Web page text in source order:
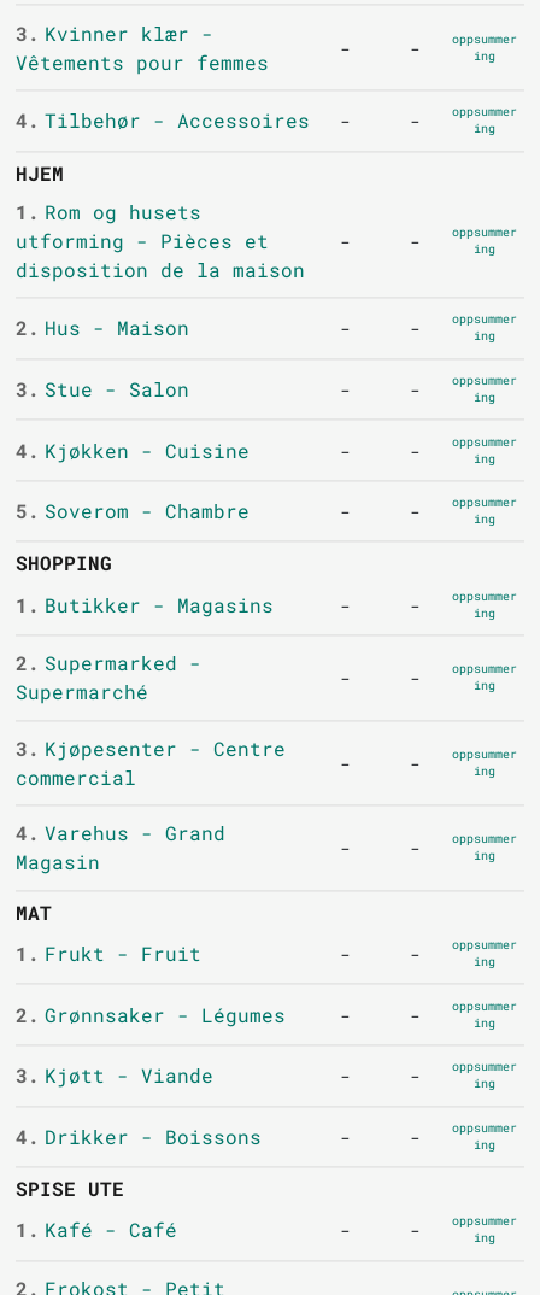
3. Kvinner klær -
Vêtements pour femmes
- -
oppsummer
ing
4. Tilbehør - Accessoires - -
oppsummer
ing
HJEM
1. Rom og husets
utforming - Pièces et
disposition de la maison
- -
oppsummer
ing
2. Hus - Maison - -
oppsummer
ing
3. Stue - Salon - -
oppsummer
ing
4. Kjøkken - Cuisine - -
oppsummer
ing
5. Soverom - Chambre - -
oppsummer
ing
SHOPPING
1. Butikker - Magasins - -
oppsummer
ing
2. Supermarked -
Supermarché
- -
oppsummer
ing
3. Kjøpesenter - Centre
commercial
- -
oppsummer
ing
4. Varehus - Grand
Magasin
- -
oppsummer
ing
MAT
1. Frukt - Fruit - -
oppsummer
ing
2. Grønnsaker - Légumes - -
oppsummer
ing
3. Kjøtt - Viande - -
oppsummer
ing
4. Drikker - Boissons - -
oppsummer
ing
SPISE UTE
1. Kafé - Café - -
oppsummer
ing
2. Frokost - Petit